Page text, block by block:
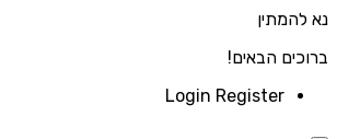
נא להמתין
ברוכים הבאים!
Login Register